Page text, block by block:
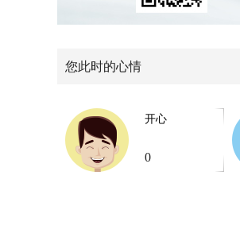
您此时的心情
开心
0